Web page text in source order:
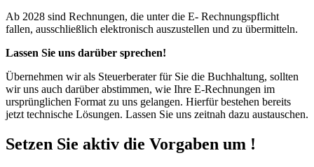
Ab 2028 sind Rechnungen, die unter die E- Rechnungspflicht
fallen, ausschließlich elektronisch auszustellen und zu übermitteln.
Lassen Sie uns darüber sprechen!
Übernehmen wir als Steuerberater für Sie die Buchhaltung, sollten
wir uns auch darüber abstimmen, wie Ihre E-Rechnungen im
ursprünglichen Format zu uns gelangen. Hierfür bestehen bereits
jetzt technische Lösungen. Lassen Sie uns zeitnah dazu austauschen.
Setzen Sie aktiv die Vorgaben um !